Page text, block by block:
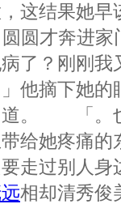
这结果她
圆才奔进家
了？刚刚我
」他摘下她
道。 「。
带给她疼痛
走过别人
相却清秀俊